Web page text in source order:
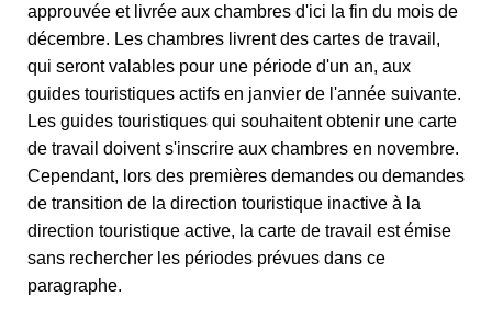
approuvée et livrée aux chambres d'ici la fin du mois de
décembre. Les chambres livrent des cartes de travail,
qui seront valables pour une période d'un an, aux
guides touristiques actifs en janvier de l'année suivante.
Les guides touristiques qui souhaitent obtenir une carte
de travail doivent s'inscrire aux chambres en novembre.
Cependant, lors des premières demandes ou demandes
de transition de la direction touristique inactive à la
direction touristique active, la carte de travail est émise
sans rechercher les périodes prévues dans ce
paragraphe.